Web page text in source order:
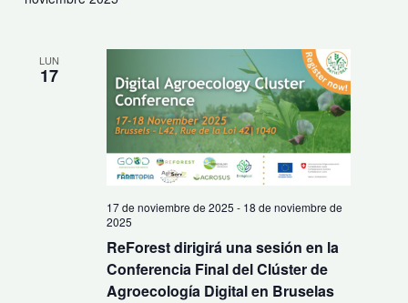
LUN
17
ReForest dirigirá una sesión en la
Conferencia Final del Clúster de
Agroecología Digital en Bruselas
17 de noviembre de 2025 - 18 de noviembre de
2025